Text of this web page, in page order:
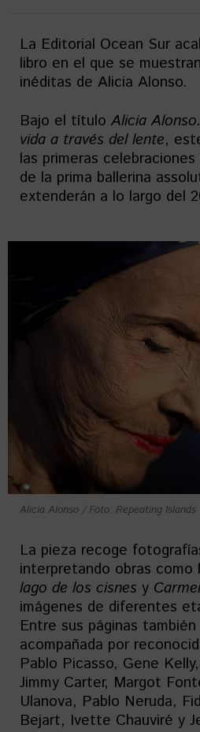
La Editorial Ocean Sur
libro en el que se
inéditas de Alicia Alonso.
Bajo el título Alicia
vida a través del lente,
las primeras
de la prima ballerina
extenderán a lo largo del
Alicia Alonso / Foto: Repeating Islands
La pieza recoge
interpretando obras como
lago de los cisnes y
imágenes de diferentes
Entre sus páginas
acompañada por
Pablo Picasso, Gene
Jimmy Carter, Margot
Ulanova, Pablo Neruda,
Bejart, Ivette Chauviré y